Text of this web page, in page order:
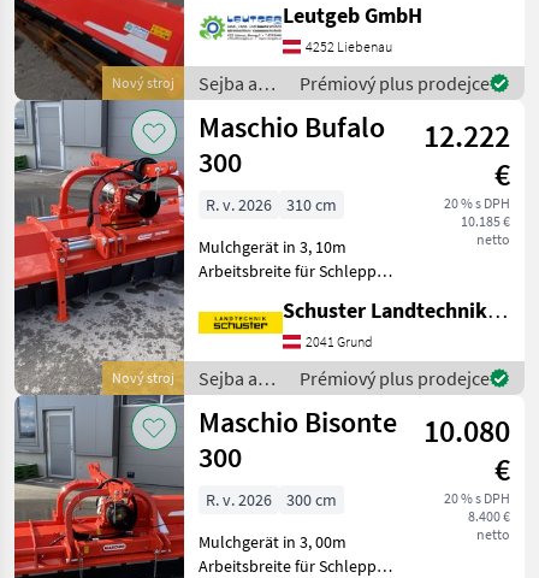
Nový stroj
*Universal-Dreipunktbock,
*Eingang Ölbadgetriebe mit
integriertem Freilauf für
*Zapf
Leutgeb GmbH
4252 Liebenau
Sejba a
starostlivosť
o plodinu
/ Maschio
Prémiový plus prodejce
Nový stroj
Maschio Bufalo
300
12.222
€
20 % s DPH
10.185 €
netto
R. v. 2026
310 cm
Mulchgerät in 3, 10m
Arbeitsbreite für Schlepper
Seitenverschiebung
Doppel-Dreipunktbock Kat
II Getriebe 1000 UpM mit
integriertem Freil
Schuster Landtechnik Grund
2041 Grund
Sejba a
starostlivosť
o plodinu
/ Maschio
Prémiový plus prodejce
Maschio Bisonte
300
10.080
€
20 % s DPH
8.400 €
netto
R. v. 2026
300 cm
Mulchgerät in 3, 00m
Arbeitsbreite für Schlepper